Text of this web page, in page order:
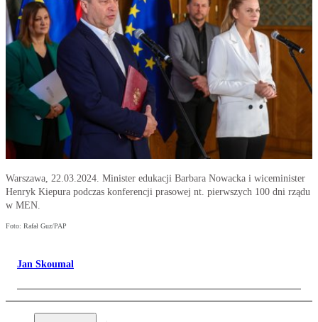
Warszawa, 22.03.2024. Minister edukacji Barbara Nowacka i wiceminister
Henryk Kiepura podczas konferencji prasowej nt. pierwszych 100 dni rządu
w MEN.
Foto: Rafał Guz/PAP
Jan Skoumal